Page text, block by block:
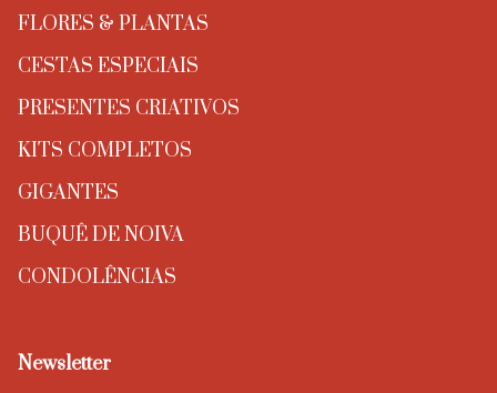
FLORES & PLANTAS
CESTAS ESPECIAIS
PRESENTES CRIATIVOS
KITS COMPLETOS
GIGANTES
BUQUÊ DE NOIVA
CONDOLÊNCIAS
Newsletter